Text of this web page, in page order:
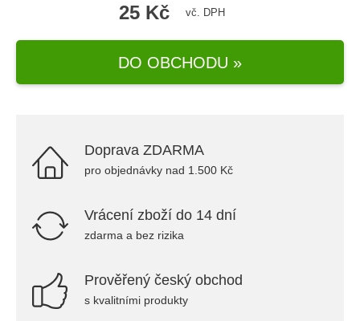
25 Kč vč. DPH
DO OBCHODU »
Doprava ZDARMA
pro objednávky nad 1.500 Kč
Vrácení zboží do 14 dní
zdarma a bez rizika
Prověřený český obchod
s kvalitními produkty